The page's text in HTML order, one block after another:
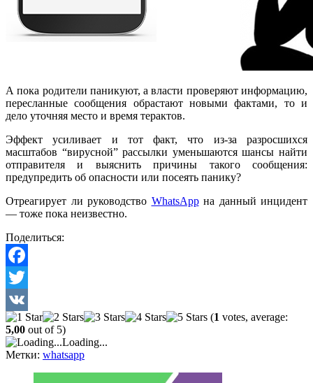
А пока родители паникуют, а власти проверяют информацию,
пересланные сообщения обрастают новыми фактами, то и
дело уточняя место и время терактов.
Эффект усиливает и тот факт, что из-за разросшихся
масштабов “вирусной” рассылки уменьшаются шансы найти
отправителя и выяснить причины такого сообщения:
предупредить об опасности или посеять панику?
Отреагирует ли руководство WhatsAppна данный инцидент
— тоже пока неизвестно.
Поделиться:
Facebook
Twitter
VK
(1 votes, average:
5,00 out of 5)
Loading...
Метки: whatsapp